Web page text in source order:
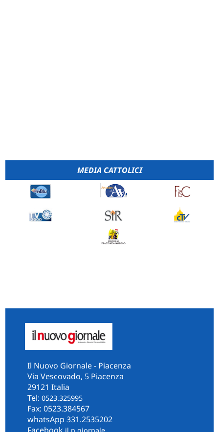
MEDIA CATTOLICI
Il Nuovo Giornale - Piacenza
Via Vescovado, 5 Piacenza
29121 Italia
Tel: 0523.325995
Fax: 0523.384567
whatsApp 331.2535202
Facebook il.n.giornale